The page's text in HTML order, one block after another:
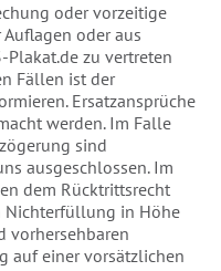
oder vorzeitige
oder aus
zu vertreten
Fällen ist der
Ersatzansprüche
werden. Im Falle
sind
ausgeschlossen. Im
dem Rücktrittsrecht
Nichterfüllung in Höhe
vorhersehbaren
auf einer vorsätzlichen